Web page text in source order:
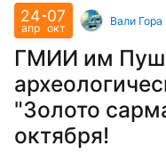
24
апр
07
окт
Вали Гора
ГМИИ им
"Золото
октября!